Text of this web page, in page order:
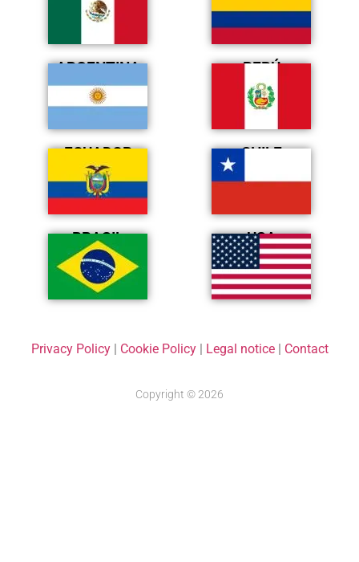
ARGENTINA PERÚ
ECUADOR CHILE
BRASIL USA
Privacy Policy| Cookie Policy| Legal notice| Contact
Copyright © 2026